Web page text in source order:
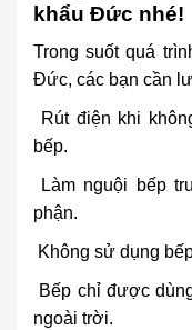
khẩu Đức nhé!
Trong suốt quá
Đức, các bạn cần
Rút điện khi
bếp.
Làm nguội bếp
phận.
Không sử dụng
Bếp chỉ được
ngoài trời.